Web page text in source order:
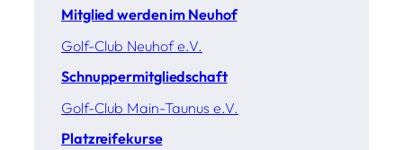
Mitglied werden im Neuhof
Golf-Club Neuhof e.V.
Schnuppermitgliedschaft
Golf-Club Main-Taunus e.V.
Platzreifekurse